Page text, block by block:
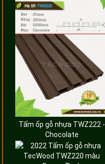
Tấm ốp gỗ nhựa TWZ222 -
Chocolate